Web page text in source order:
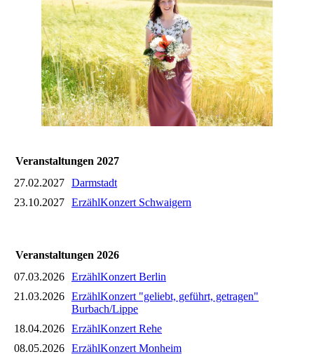
Veranstaltungen 2027
27.02.2027 Darmstadt
23.10.2027 ErzählKonzert Schwaigern
Veranstaltungen 2026
07.03.2026 ErzählKonzert Berlin
21.03.2026 ErzählKonzert "geliebt, geführt, getragen"
Burbach/Lippe
18.04.2026 ErzählKonzert Rehe
08.05.2026 ErzählKonzert Monheim